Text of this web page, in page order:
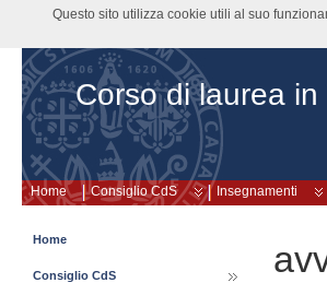
Corso di laurea in
Home Consiglio CdS Insegnamenti
Home
Consiglio CdS
Questo sito utilizza cookie utili al suo